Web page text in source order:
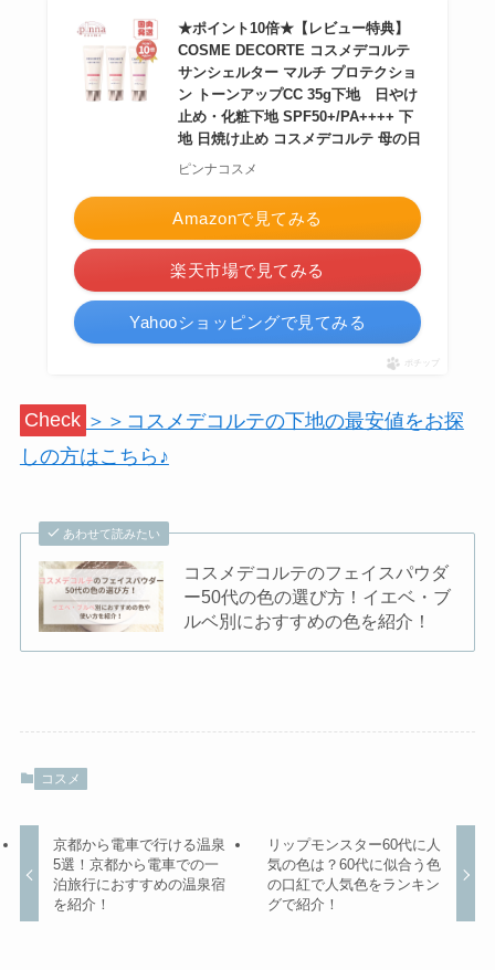
★ポイント10倍★【レビュー特典】
COSME DECORTE コスメデコルテ
サンシェルター マルチ プロテクショ
ン トーンアップCC 35g下地 日やけ
止め・化粧下地 SPF50+/PA++++ 下
地 日焼け止め コスメデコルテ 母の日
ピンナコスメ
Amazonで見てみる
楽天市場で見てみる
Yahooショッピングで見てみる
ポチップ
Check ＞＞コスメデコルテの下地の最安値をお探
しの方はこちら♪
あわせて読みたい
コスメデコルテのフェイスパウダ
ー50代の色の選び方！イエベ・ブ
ルベ別におすすめの色を紹介！
コスメ
京都から電車で行ける温泉
5選！京都から電車での一
泊旅行におすすめの温泉宿
を紹介！
リップモンスター60代に人
気の色は？60代に似合う色
の口紅で人気色をランキン
グで紹介！